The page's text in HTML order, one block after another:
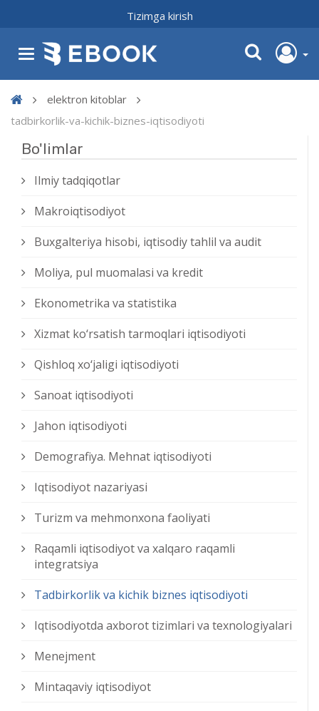
Tizimga kirish
elektron kitoblar
tadbirkorlik-va-kichik-biznes-iqtisodiyoti
Bo'limlar
Ilmiy tadqiqotlar
Makroiqtisodiyot
Buxgalteriya hisobi, iqtisodiy tahlil va audit
Moliya, pul muomalasi va kredit
Ekonometrika va statistika
Xizmat kо‘rsatish tarmoqlari iqtisodiyoti
Qishloq xо‘jaligi iqtisodiyoti
Sanoat iqtisodiyoti
Jahon iqtisodiyoti
Demografiya. Mehnat iqtisodiyoti
Iqtisodiyot nazariyasi
Turizm va mehmonxona faoliyati
Raqamli iqtisodiyot va xalqaro raqamli
integratsiya
Tadbirkorlik va kichik biznes iqtisodiyoti
Iqtisodiyotda axborot tizimlari va texnologiyalari
Menejment
Mintaqaviy iqtisodiyot